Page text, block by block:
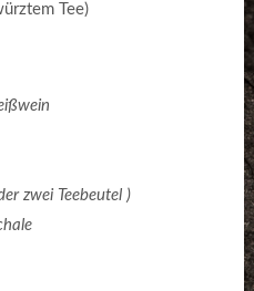
Tee)
zwei Teebeutel )